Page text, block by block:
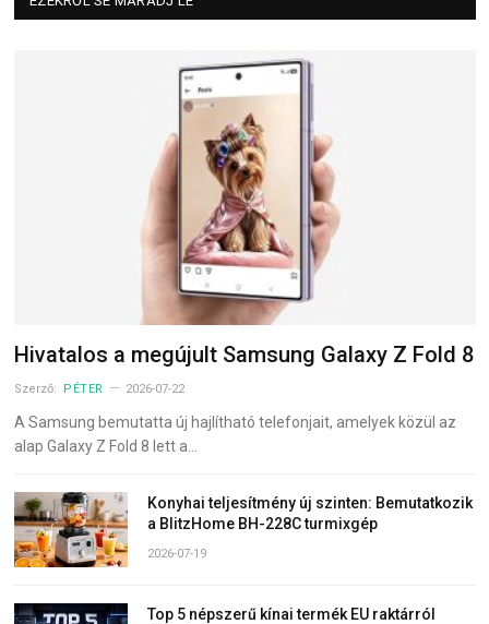
Hivatalos a megújult Samsung Galaxy Z Fold 8
Szerző: PÉTER 2026-07-22
A Samsung bemutatta új hajlítható telefonjait, amelyek közül az
alap Galaxy Z Fold 8 lett a…
Konyhai teljesítmény új szinten: Bemutatkozik
a BlitzHome BH-228C turmixgép
2026-07-19
Top 5 népszerű kínai termék EU raktárról